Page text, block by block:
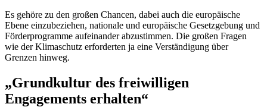
Es gehöre zu den großen Chancen, dabei auch die europäische
Ebene einzubeziehen, nationale und europäische Gesetzgebung und
Förderprogramme aufeinander abzustimmen. Die großen Fragen
wie der Klimaschutz erforderten ja eine Verständigung über
Grenzen hinweg.
„Grundkultur des freiwilligen
Engagements erhalten“